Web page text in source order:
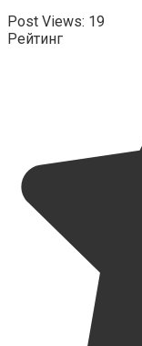
Post Views: 19
Рейтинг